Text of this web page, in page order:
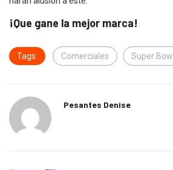
¡Que gane la mejor marca!
Tags: Comerciales Super Bowl
Pesantes Denise